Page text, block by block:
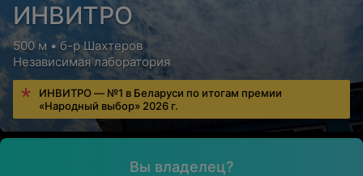
ИНВИТРО
500 м • б-р Шахтеров
Независимая лаборатория
ИНВИТРО — №1 в Беларуси по итогам премии
«Народный выбор» 2026 г.
Вы владелец?